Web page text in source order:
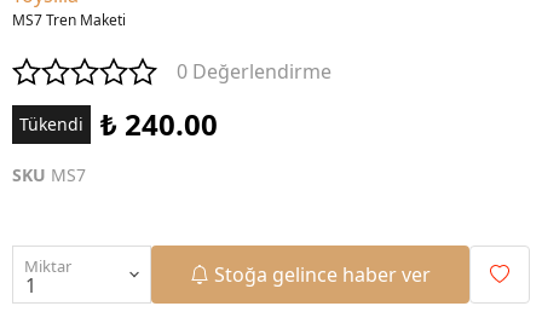
MS7 Tren Maketi
0 Değerlendirme
Tükendi ₺ 240.00
SKU MS7
Miktar Stoğa gelince haber ver